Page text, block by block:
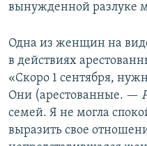
вынужденной разлуке
Одна из женщин на
в действиях
«Скоро 1 сентября,
Они (арестованные. —​
семей. Я не могла
выразить свое